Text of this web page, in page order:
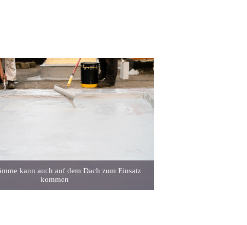
kann auch auf dem Dach zum Einsatz
kommen